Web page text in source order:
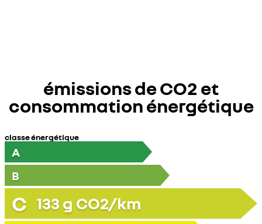
émissions de CO2 et
consommation énergétique
classe énergétique
A
B
C 133 g CO2/km